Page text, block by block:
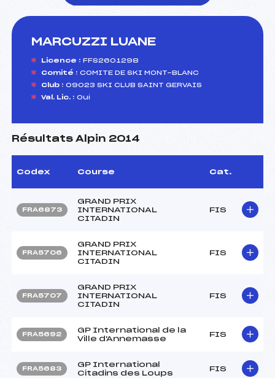
MARCUZZI LUANE
Licence : FFS2601298
Comité : COMITE DE SKI MONT-BLANC
Club : 09023 SKI CLUB SAINT GERVAIS
Val. Lic. : Oui
Résultats Alpin 2014
Codex Course Cat.
FRA6873
GRAND PRIX
INTERNATIONAL
CITADIN
FIS
FRA5706
GRAND PRIX
INTERNATIONAL
CITADIN
FIS
FRA5707
GRAND PRIX
INTERNATIONAL
CITADIN
FIS
FRA5692
GP International de la
Ville d'Annemasse
FIS
FRA5683
GP International
Citadins des Loups
FIS